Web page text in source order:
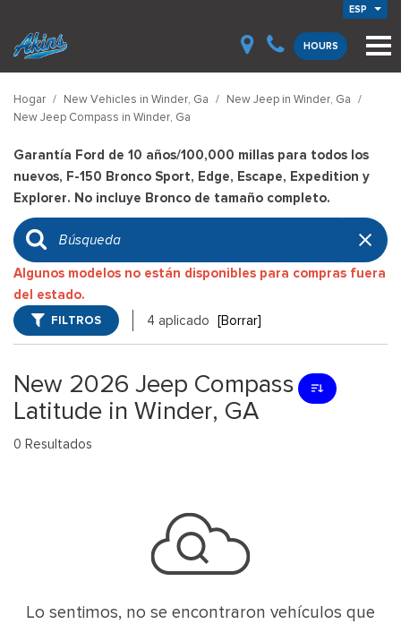
ESP
HOURS
Hogar / New Vehicles in Winder, Ga / New Jeep in Winder, Ga /
New Jeep Compass in Winder, Ga
Garantía Ford de 10 años/100,000 millas para todos los
nuevos, F-150 Bronco Sport, Edge, Escape, Expedition y
Explorer. No incluye Bronco de tamaño completo.
Algunos modelos no están disponibles para compras fuera
del estado.
FILTROS 4 aplicado [Borrar]
New 2026 Jeep Compass
Latitude in Winder, GA
0 Resultados
Lo sentimos, no se encontraron vehículos que